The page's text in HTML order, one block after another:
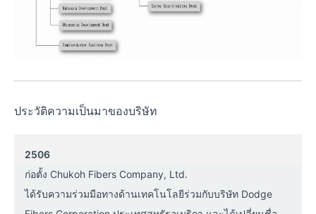
ประวัติความเป็นมาของบริษัท
2506
ก่อตั้ง Chukoh Fibers Company, Ltd.
ได้รับความร่วมมือทางด้านเทคโนโลยีร่วมกับบริษัท Dodge